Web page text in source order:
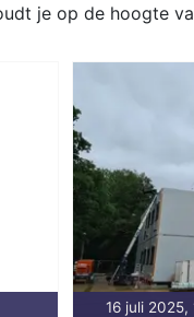
je op de hoogte
van Drentse
beleid in
16 juli 2025,